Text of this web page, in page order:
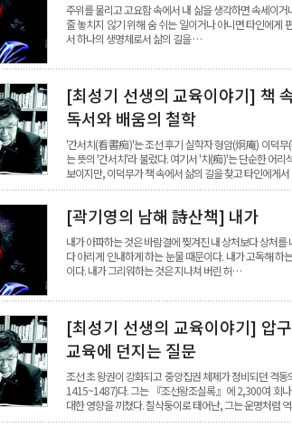
주위를 물리고 고요함 속에서 내 삶을 생각하면 속세이
줄 놓치지 않기 위해 숨 쉬는 일이거나 아니면 타인에게
서 하나의 생명체로서 삶의 길을 …
[최성기 선생의 교육이야기] 책
독서와 배움의 철학
'간서치(看書痴)'는 조선 후기 실학자 형암(炯庵) 이덕
는 뜻의 '간서치'라 불렀다. 여기서 '치(痴)'는 단순한 어
보이지만, 이덕무가 책 속에서 삶의 길을 찾고 타인에게
[곽기영의 남해 詩산책] 내가
내가 아파하는 것은 바람결에 찢겨진 내 상처보다 상처
다 아리게 인내하게 하는 눈물 때문이다. 내가 고독해
이다. 내가 그리워하는 것은 지나쳐 버린 허…
[최성기 선생의 교육이야기] 압
교육에 던지는 질문
조선 초 왕권이 강화되고 중앙집권 체제가 정비되던 격
1415~1487)다. 그는 『조선왕조실록』에 2,300여 회
대한 영향을 끼쳤다. 칠삭둥이로 태어난, 그는 운명처럼